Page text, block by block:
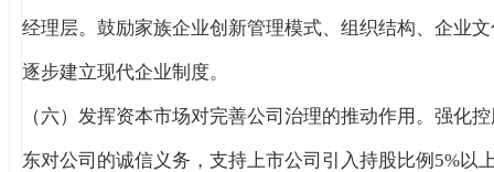
经理层。鼓励家族企业创新管理模式、组织结构、企业
逐步建立现代企业制度。
（六）发挥资本市场对完善公司治理的推动作用。强化
东对公司的诚信义务，支持上市公司引入持股比例5%以